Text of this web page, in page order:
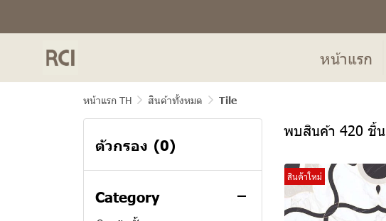
หน้าแรก
หน้าแรก TH สินค้าทั้งหมด Tile
ตัวกรอง (0)
Category
พบสินค้า 420 ชิ้น
สินค้าใหม่